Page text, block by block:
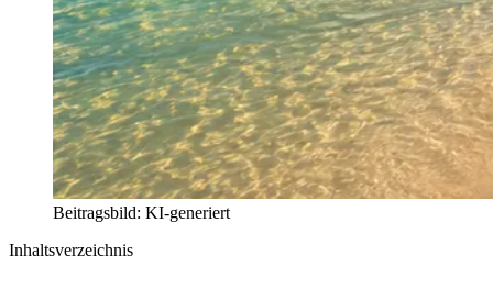
Beitragsbild: KI-generiert
Inhaltsverzeichnis